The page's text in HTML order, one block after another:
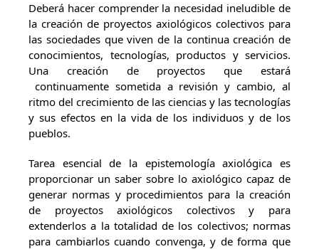
Deberá hacer comprender la necesidad ineludible de
la creación de proyectos axiológicos colectivos para
las sociedades que viven de la continua creación de
conocimientos, tecnologías, productos y servicios.
Una creación de proyectos que estará
continuamente sometida a revisión y cambio, al
ritmo del crecimiento de las ciencias y las tecnologías
y sus efectos en la vida de los individuos y de los
pueblos.
Tarea esencial de la epistemología axiológica es
proporcionar un saber sobre lo axiológico capaz de
generar normas y procedimientos para la creación
de proyectos axiológicos colectivos y para
extenderlos a la totalidad de los colectivos; normas
para cambiarlos cuando convenga, y de forma que